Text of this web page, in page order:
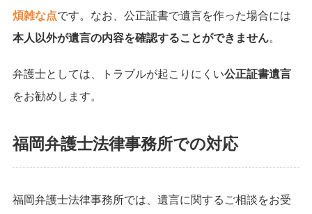
煩雑な点です。なお、公正証書で遺言を作った場合には
本人以外が遺言の内容を確認することができません。
弁護士としては、トラブルが起こりにくい公正証書遺言
をお勧めします。
福岡弁護士法律事務所での対応
福岡弁護士法律事務所では、遺言に関するご相談をお受